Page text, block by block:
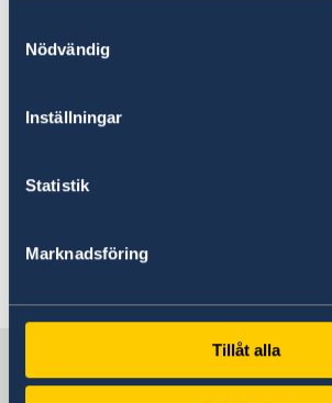
Nödvändig
Inställningar
Statistik
Marknadsföring
Tillåt alla
25 Sept. Clamores, Madrid
Para más información sobre el
su gira por España y Europa:
Suecia en España